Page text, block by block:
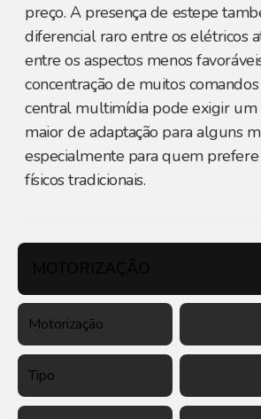
preço. A presença de estepe
diferencial raro entre os elétricos
entre os aspectos menos
concentração de muitos
central multimídia pode exigir um
maior de adaptação para alguns
especialmente para quem
físicos tradicionais.
Motorização
Tipo